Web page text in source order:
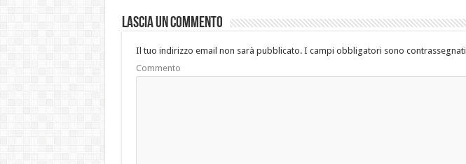
Lascia un commento
Il tuo indirizzo email non sarà pubblicato.I campi obbligatori sono contrassegnati
Commento